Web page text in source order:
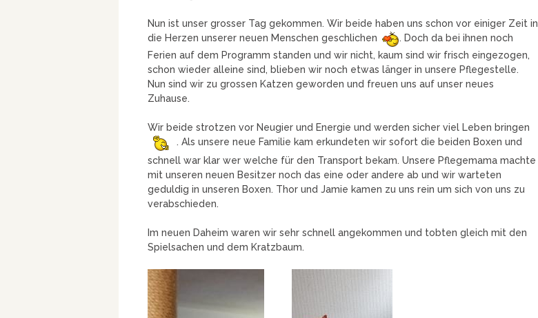
Nun ist unser grosser Tag gekommen. Wir beide haben uns schon vor einiger Zeit in
die Herzen unserer neuen Menschen geschlichen
. Doch da bei ihnen noch
Ferien auf dem Programm standen und wir nicht, kaum sind wir frisch eingezogen,
schon wieder alleine sind, blieben wir noch etwas länger in unsere Pflegestelle.
Nun sind wir zu grossen Katzen geworden und freuen uns auf unser neues
Zuhause.
Wir beide strotzen vor Neugier und Energie und werden sicher viel Leben bringen
. Als unsere neue Familie kam erkundeten wir sofort die beiden Boxen und
schnell war klar wer welche für den Transport bekam. Unsere Pflegemama machte
mit unseren neuen Besitzer noch das eine oder andere ab und wir warteten
geduldig in unseren Boxen. Thor und Jamie kamen zu uns rein um sich von uns zu
verabschieden.
Im neuen Daheim waren wir sehr schnell angekommen und tobten gleich mit den
Spielsachen und dem Kratzbaum.